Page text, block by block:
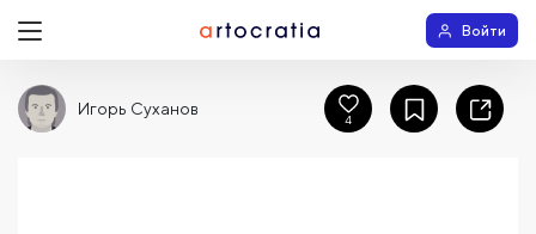
Войти
Игорь Суханов
4